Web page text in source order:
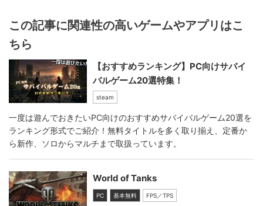
この記事に関連性の高いゲームやアプリはこ
ちら
【おすすめランキング】PC向けサバイ
バルゲーム20選特集！
steam
一度は遊んでおきたいPC向けのおすすめサバイバルゲーム20選を
ランキング形式でご紹介！無料タイトルを多く取り揃え、定番か
ら新作、ソロからマルチまで取扱っています。
World of Tanks
PC 基本無料 FPS／TPS